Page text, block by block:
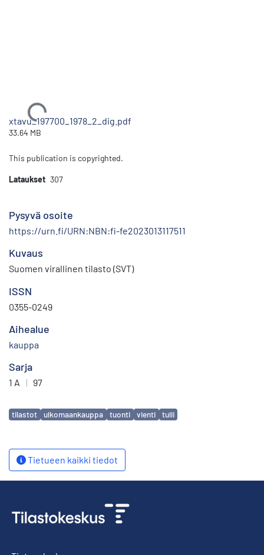
Ladataan...
xtavu_197700_1978_2_dig.pdf
33.64 MB
This publication is copyrighted.
Lataukset 307
Pysyvä osoite
https://urn.fi/URN:NBN:fi-fe2023013117511
Kuvaus
Suomen virallinen tilasto (SVT)
ISSN
0355-0249
Aihealue
kauppa
Sarja
1 A | 97
Avainsanat
tilastot ulkomaankauppa tuonti vienti tulli
Tietueen kaikki tiedot